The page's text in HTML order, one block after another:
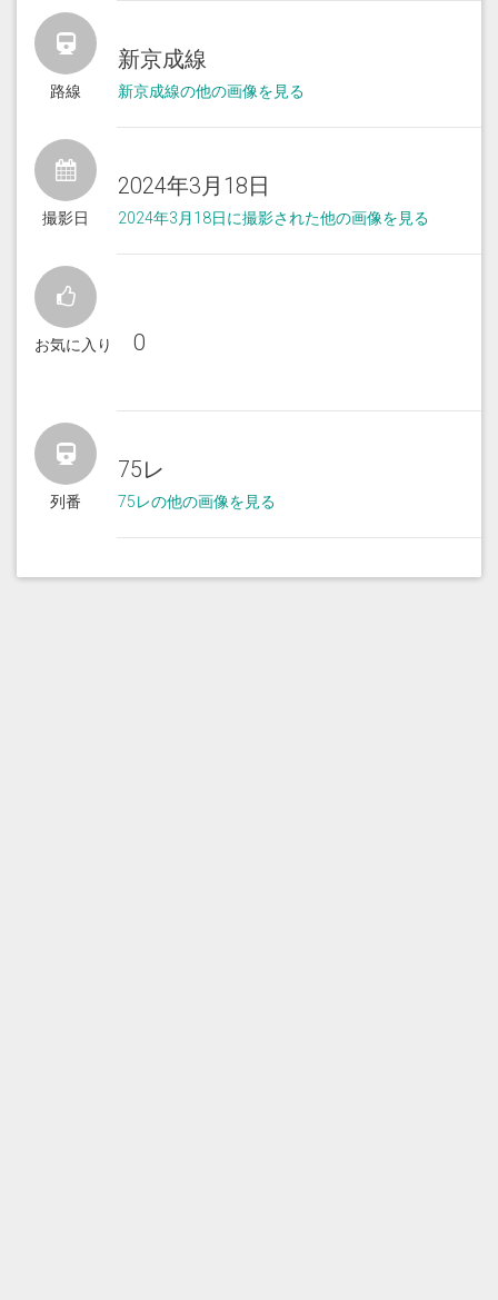
路線
新京成線
新京成線の他の画像を見る
撮影日
2024年3月18日
2024年3月18日に撮影された他の画像を見る
お気に入り 0
列番
75レ
75レの他の画像を見る